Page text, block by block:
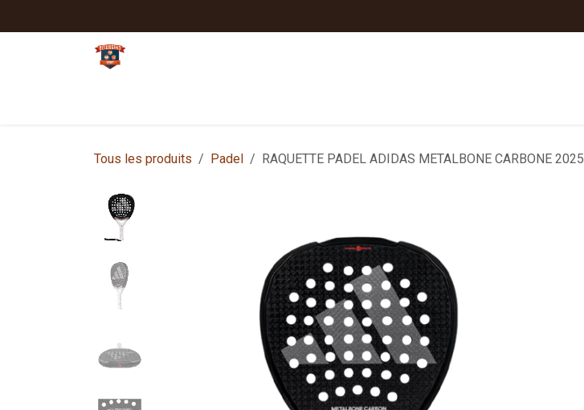
Tous les produits Padel RAQUETTE PADEL ADIDAS METALBONE CARBONE 2025